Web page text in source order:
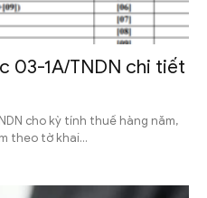
03-1A/TNDN chi tiết
cho kỳ tính thuế hàng năm,
theo tờ khai...